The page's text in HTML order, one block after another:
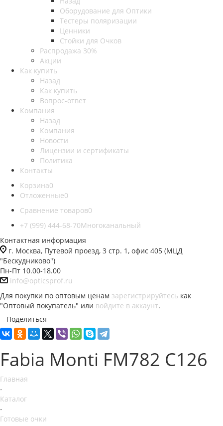
Оборудование для Оптики
Тестеры поляризации
Ценники
Стойки для Очков
Распродажа 30%
Акции
Как купить
Назад
Как купить
Вопрос-ответ
Компания
Назад
Компания
Новости
Лицензии и сертификаты
Политика
Контакты
Корзина0
Отложенные0
Сравнение товаров0
+7 (999) 444-68-70Многоканальный
Контактная информация
г. Москва, Путевой проезд, 3 стр. 1, офис 405 (МЦД
"Бескудниково")
Пн-Пт 10.00-18.00
info@opticsprof.ru
Для покупки по оптовым ценам зарегистрируйтесь как
"Оптовый покупатель" или войдите в аккаунт.
Поделиться
Fabia Monti FM782 C126
Главная
-
Каталог
-
Готовые очки